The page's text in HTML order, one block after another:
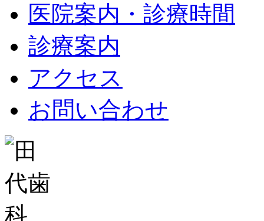
医院案内・診療時間
診療案内
アクセス
お問い合わせ